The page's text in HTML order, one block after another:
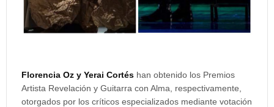
Florencia Oz y Yerai Cortés han obtenido los Premios
Artista Revelación y Guitarra con Alma, respectivamente,
otorgados por los críticos especializados mediante votación